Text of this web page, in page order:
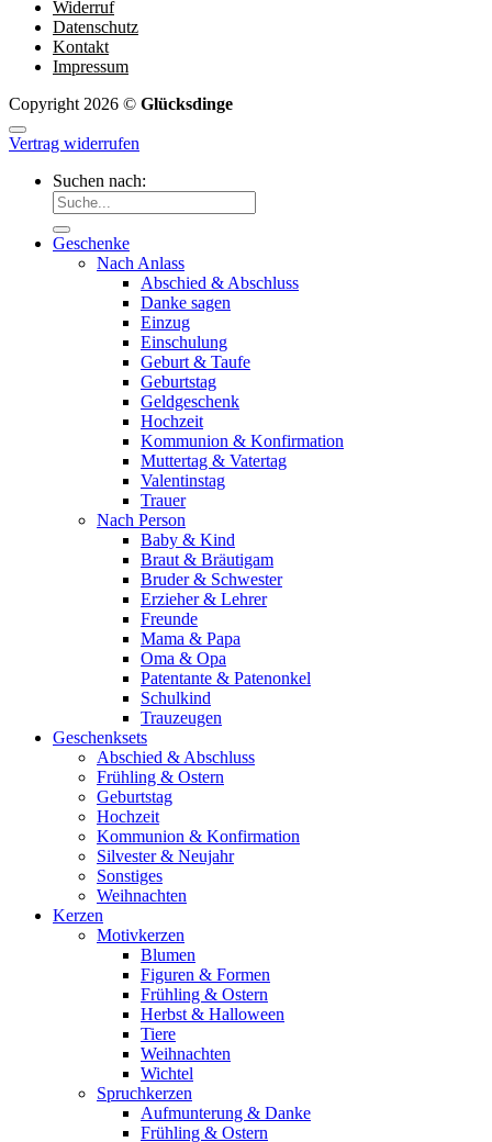
Widerruf
Datenschutz
Kontakt
Impressum
Copyright 2026 © Glücksdinge
Vertrag widerrufen
Suchen nach:
Geschenke
Nach Anlass
Abschied & Abschluss
Danke sagen
Einzug
Einschulung
Geburt & Taufe
Geburtstag
Geldgeschenk
Hochzeit
Kommunion & Konfirmation
Muttertag & Vatertag
Valentinstag
Trauer
Nach Person
Baby & Kind
Braut & Bräutigam
Bruder & Schwester
Erzieher & Lehrer
Freunde
Mama & Papa
Oma & Opa
Patentante & Patenonkel
Schulkind
Trauzeugen
Geschenksets
Abschied & Abschluss
Frühling & Ostern
Geburtstag
Hochzeit
Kommunion & Konfirmation
Silvester & Neujahr
Sonstiges
Weihnachten
Kerzen
Motivkerzen
Blumen
Figuren & Formen
Frühling & Ostern
Herbst & Halloween
Tiere
Weihnachten
Wichtel
Spruchkerzen
Aufmunterung & Danke
Frühling & Ostern